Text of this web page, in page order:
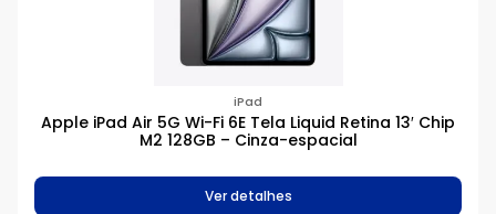
iPad
Apple iPad Air 5G Wi-Fi 6E Tela Liquid Retina 13′ Chip
M2 128GB – Cinza-espacial
Ver detalhes